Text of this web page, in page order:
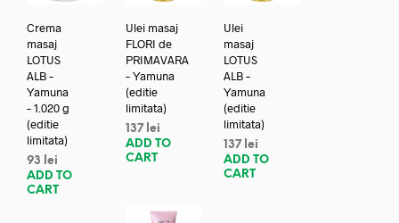
Crema
masaj
LOTUS
ALB –
Yamuna
– 1.020 g
(editie
limitata)
93
lei
ADD TO
CART
Ulei masaj
FLORI de
PRIMAVARA
– Yamuna
(editie
limitata)
137 lei
ADD TO
CART
Ulei
masaj
LOTUS
ALB –
Yamuna
(editie
limitata)
137 lei
ADD TO
CART